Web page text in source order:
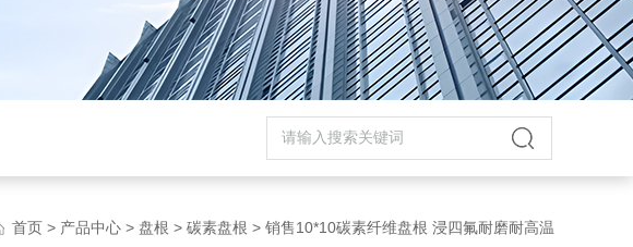
首页 > 产品中心 > 盘根 > 碳素盘根 > 销售10*10碳素纤维盘根 浸四氟耐磨耐高温